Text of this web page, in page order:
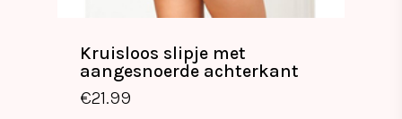
Kruisloos slipje met
aangesnoerde achterkant
€21.99